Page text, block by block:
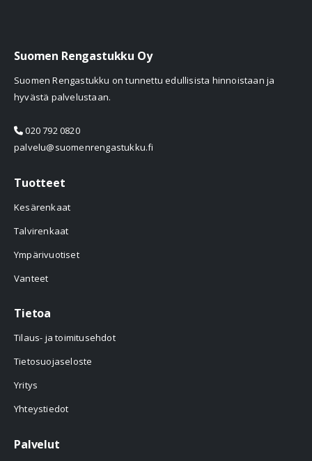
Suomen Rengastukku Oy
Suomen Rengastukku on tunnettu edullisista hinnoistaan ja
hyvästä palvelustaan.
020 792 0820
palvelu@suomenrengastukku.fi
Tuotteet
Kesärenkaat
Talvirenkaat
Ympärivuotiset
Vanteet
Tietoa
Tilaus- ja toimitusehdot
Tietosuojaseloste
Yritys
Yhteystiedot
Palvelut